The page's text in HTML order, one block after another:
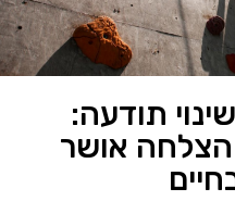
יום לשינוי תודעה:
הצלחה אושר